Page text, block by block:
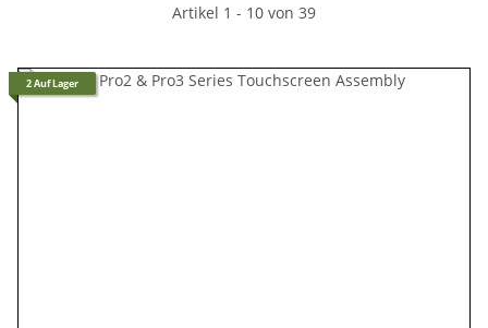
Artikel 1 - 10 von 39
2 Auf Lager